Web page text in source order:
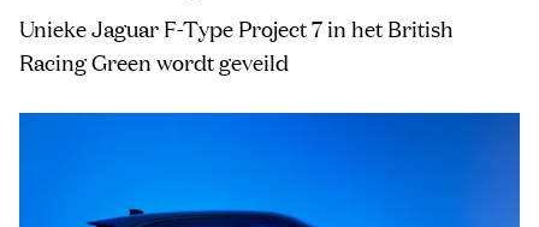
Unieke Jaguar F-Type Project 7 in het British
Racing Green wordt geveild